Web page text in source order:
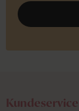
Kundeservice